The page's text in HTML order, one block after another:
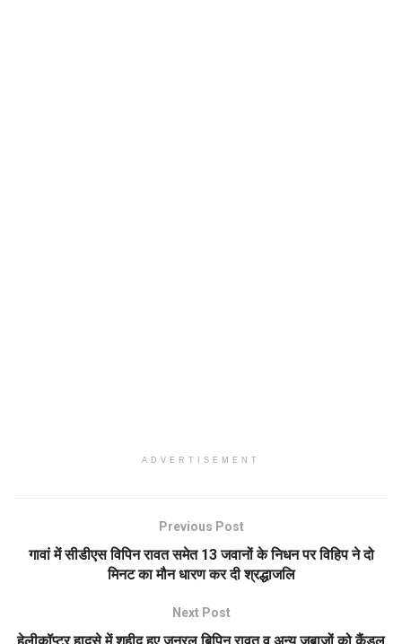
ADVERTISEMENT
Previous Post
गावां में सीडीएस विपिन रावत समेत 13 जवानों के निधन पर विहिप ने दो
मिनट का मौन धारण कर दी श्रद्धाजलि
Next Post